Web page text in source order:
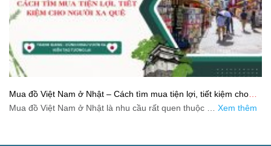
Mua đồ Việt Nam ở Nhật – Cách tìm mua tiện lợi, tiết kiệm cho
người xa quê
Mua đồ Việt Nam ở Nhật là nhu cầu rất quen thuộc … Xem thêm